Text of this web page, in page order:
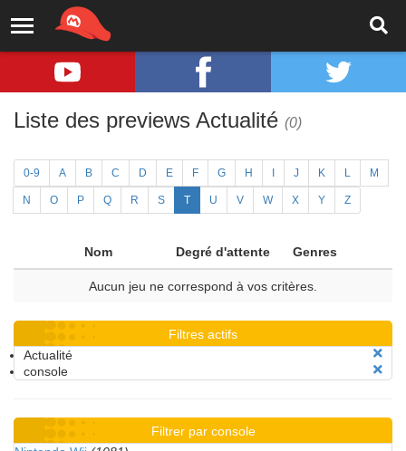
Liste des previews Actualité (0)
0-9 A B C D E F G H J K L M
N O P Q R S T U V W X Y Z
Nom Degré d'attente Genres
Aucun jeu ne correspond à vos critères.
Filtres actifs
Actualité
console
Filtrer par console